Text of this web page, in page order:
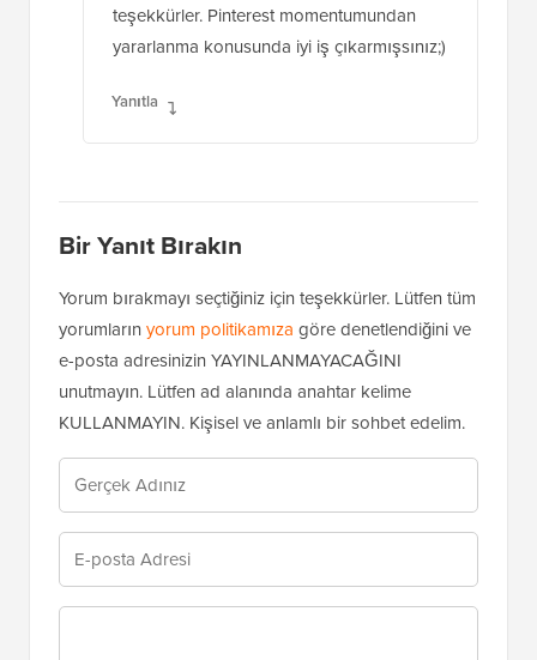
teşekkürler. Pinterest momentumundan
yararlanma konusunda iyi iş çıkarmışsınız;)
Yanıtla
Bir Yanıt Bırakın
Yorum bırakmayı seçtiğiniz için teşekkürler. Lütfen tüm
yorumların yorum politikamıza göre denetlendiğini ve
e-posta adresinizin YAYINLANMAYACAĞINI
unutmayın. Lütfen ad alanında anahtar kelime
KULLANMAYIN. Kişisel ve anlamlı bir sohbet edelim.